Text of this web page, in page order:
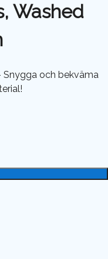
Washed
Snygga och bekväma